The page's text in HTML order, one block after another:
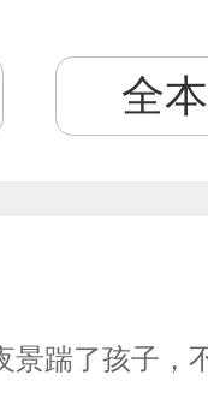
全
景踹了孩子，